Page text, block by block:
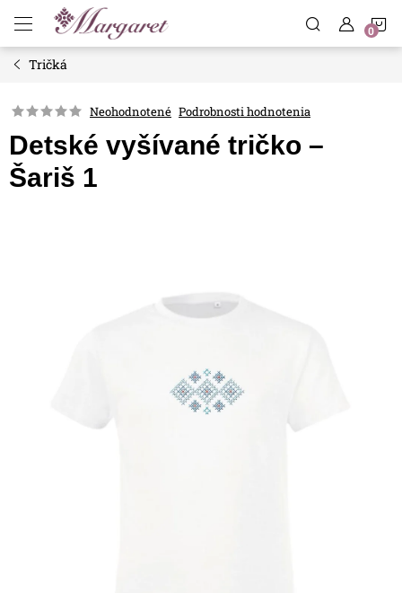
obsah
Tričká
Neohodnotené Podrobnosti hodnotenia
Detské vyšívané tričko –
Šariš 1